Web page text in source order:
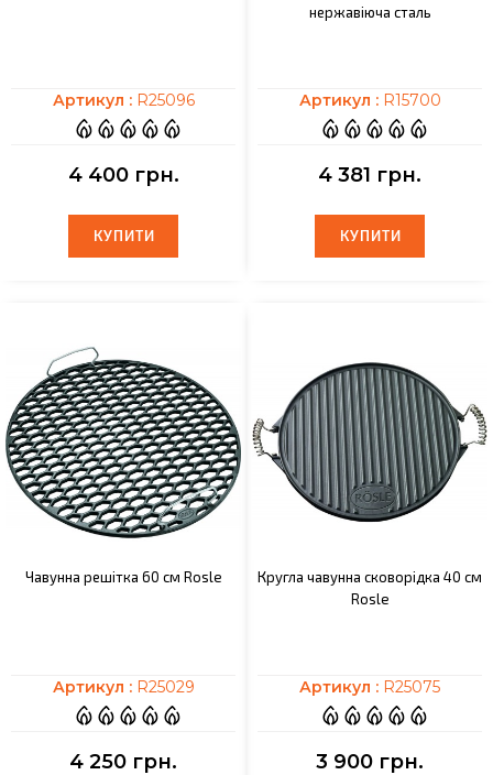
Артикул : R25096
4 400 грн.
КУПИТИ
КУПИТИ
нержавіюча сталь
Артикул : R15700
4 381 грн.
КУПИТИ
КУПИТИ
Чавунна решітка 60 см Rosle
Артикул : R25029
4 250 грн.
Кругла чавунна сковорідка 40 см
Rosle
Артикул : R25075
3 900 грн.